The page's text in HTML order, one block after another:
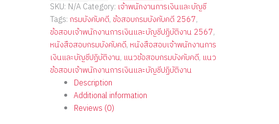
SKU: N/ACategory: เจ้าพนักงานการเงินและบัญชี
Tags:กรมบังคับคดี,ข้อสอบกรมบังคับคดี 2567,
ข้อสอบเจ้าพนักงานการเงินและบัญชีปฏิบัติงาน 2567,
หนังสือสอบกรมบังคับคดี, หนังสือสอบเจ้าพนักงานการ
เงินและบัญชีปฏิบัติงาน, แนวข้อสอบกรมบังคับคดี, แนว
ข้อสอบเจ้าพนักงานการเงินและบัญชีปฏิบัติงาน
Description
Additional information
Reviews (0)